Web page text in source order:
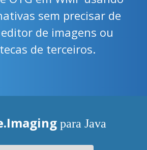
sem precisar de
de imagens ou
de terceiros.
para Java